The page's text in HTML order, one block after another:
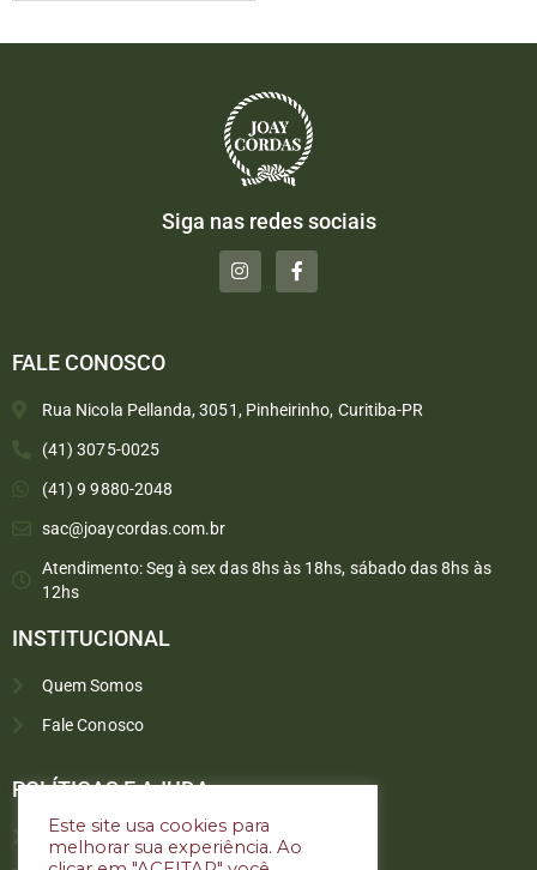
Siga nas redes sociais
FALE CONOSCO
Rua Nicola Pellanda, 3051, Pinheirinho, Curitiba-PR
(41) 3075-0025
(41) 9 9880-2048
sac@joaycordas.com.br
Atendimento: Seg à sex das 8hs às 18hs, sábado das 8hs às
12hs
INSTITUCIONAL
Quem Somos
Fale Conosco
POLÍTICAS E AJUDA
Política de troca e devoluções
Este site usa cookies para
melhorar sua experiência. Ao
Atendimento